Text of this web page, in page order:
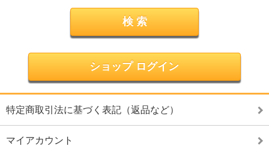
ショップ ログイン
特定商取引法に基づく表記（返品など）
マイアカウント